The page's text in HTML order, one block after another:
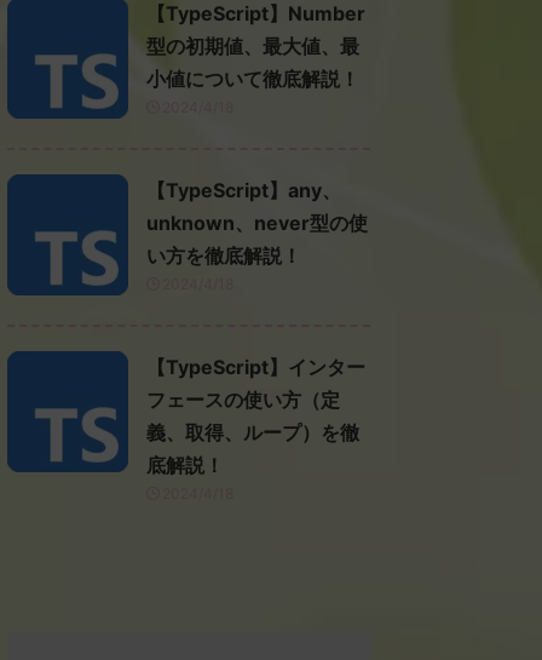
【TypeScript】Number
型の初期値、最大値、最
小値について徹底解説！
【TypeScript】any、
unknown、never型の使
い方を徹底解説！
【TypeScript】インター
フェースの使い方（定
義、取得、ループ）を徹
底解説！